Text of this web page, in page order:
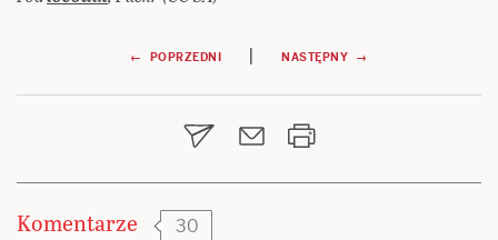
Nawigacja
wpisu
← POPRZEDNI | NASTĘPNY →
Komentarze 30